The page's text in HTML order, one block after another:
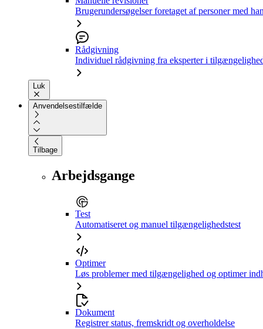
Brugerundersøgelser foretaget af personer med
Rådgivning
Individuel rådgivning fra eksperter i
Luk
Anvendelsestilfælde
Tilbage
Arbejdsgange
Test
Automatiseret og manuel tilgængelighedstest
Optimer
Løs problemer med tilgængelighed og optimer
Dokument
Registrer status, fremskridt og overholdelse